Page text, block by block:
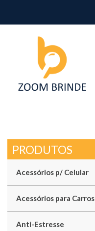
Acessórios p/ Celular
Acessórios para Carros
Anti-Estresse